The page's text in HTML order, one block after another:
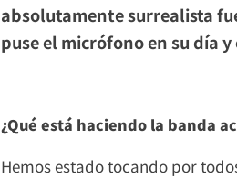
absolutamente surrealista
puse el micrófono en su día
¿Qué está haciendo la banda
Hemos estado tocando por